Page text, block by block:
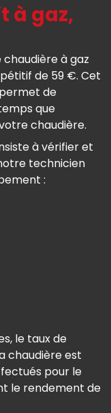
à gaz,
à gaz
de 59 €. Cet
de
que
chaudière.
à vérifier et
technicien
:
le taux de
chaudière est
pour le
le rendement de